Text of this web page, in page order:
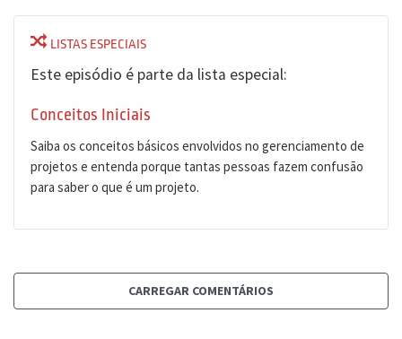
LISTAS ESPECIAIS
Este episódio é parte da lista especial:
Conceitos Iniciais
Saiba os conceitos básicos envolvidos no gerenciamento de
projetos e entenda porque tantas pessoas fazem confusão
para saber o que é um projeto.
CARREGAR COMENTÁRIOS